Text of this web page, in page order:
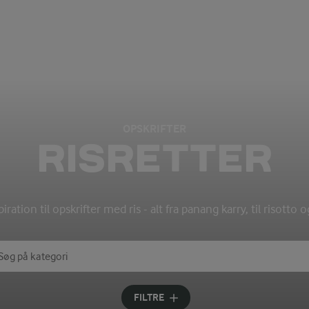
til opskrifter med ris - alt fra panang karry, til risotto
på kategori
FILTRE